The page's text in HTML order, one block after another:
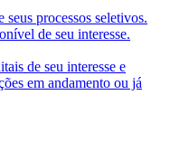
processos seletivos.
de seu interesse.
de seu interesse e
em andamento ou já